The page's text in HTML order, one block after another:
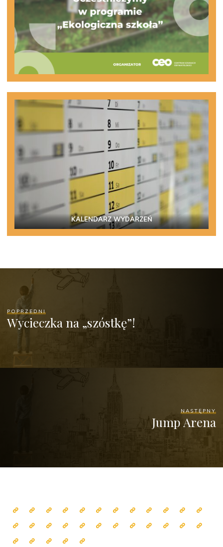
KALENDARZ WYDARZEŃ
POPRZEDNI
Wycieczka na „szóstkę”!
NASTĘPNY
Jump Arena